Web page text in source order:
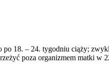
18. – 24. tygodniu ciąży;
poza organizmem matki